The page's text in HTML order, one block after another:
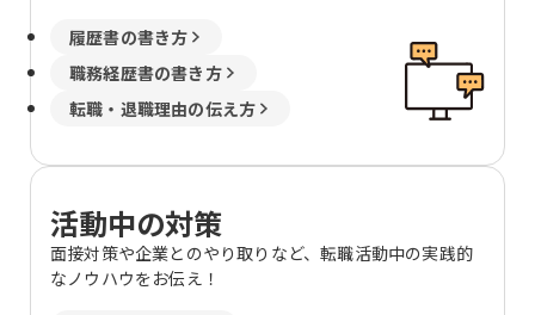
履歴書の書き方
職務経歴書の書き方
転職・退職理由の伝え方
活動中の対策
面接対策や企業とのやり取りなど、転職活動中の実践的
なノウハウをお伝え！